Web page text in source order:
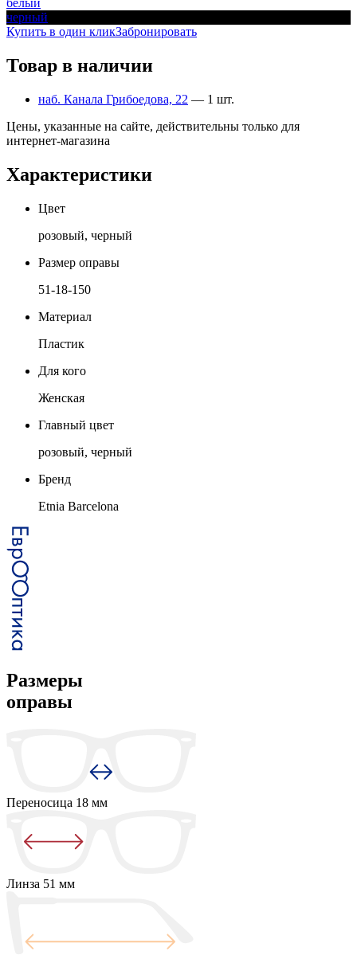
белый
черный
Купить в один кликЗабронировать
Товар в наличии
наб. Канала Грибоедова, 22 — 1 шт.
Цены, указанные на сайте, действительны только для
интернет-магазина
Характеристики
Цвет
розовый, черный
Размер оправы
51-18-150
Материал
Пластик
Для кого
Женская
Главный цвет
розовый, черный
Бренд
Etnia Barcelona
Размеры
оправы
Переносица 18 мм
Линза 51 мм